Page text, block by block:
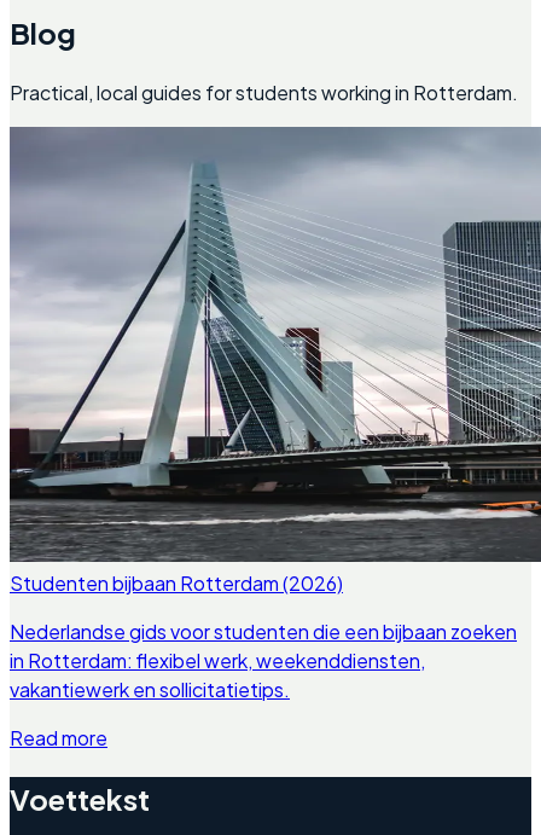
Blog
Practical, local guides for students working in Rotterdam.
Studenten bijbaan Rotterdam (2026)
Nederlandse gids voor studenten die een bijbaan zoeken
in Rotterdam: flexibel werk, weekenddiensten,
vakantiewerk en sollicitatietips.
Read more
Voettekst